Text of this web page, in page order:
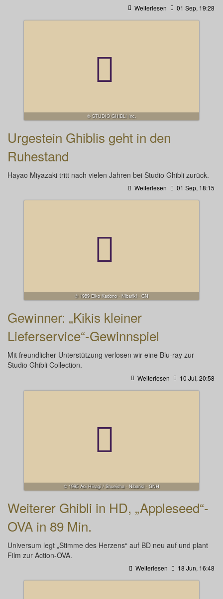
Weiterlesen 01 Sep, 19:28
© STUDIO GHIBLI Inc.
Urgestein Ghiblis geht in den
Ruhestand
Hayao Miyazaki tritt nach vielen Jahren bei Studio Ghibli zurück.
Weiterlesen 01 Sep, 18:15
© 1989 Eiko Kadono · Nibariki · GN
Gewinner: „Kikis kleiner
Lieferservice“-Gewinnspiel
Mit freundlicher Unterstützung verlosen wir eine Blu-ray zur
Studio Ghibli Collection.
Weiterlesen 10 Jul, 20:58
© 1995 Aoi Hiiragi / Shueisha · Nibariki · GNH
Weiterer Ghibli in HD, „Appleseed“-
OVA in 89 Min.
Universum legt „Stimme des Herzens“ auf BD neu auf und plant
Film zur Action-OVA.
Weiterlesen 18 Jun, 16:48